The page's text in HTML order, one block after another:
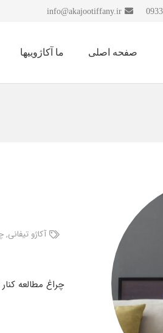
info@akajootiffany.ir
صفحه اصلی ما آکاژوییها
آکاژو تیفانی,
چراغ مطالعه